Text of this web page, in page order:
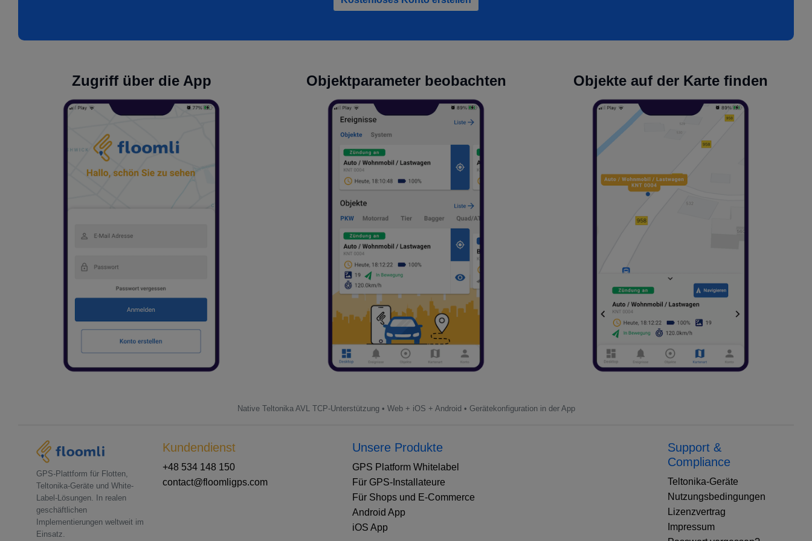
Zugriff über die App Objektparameter beobachten Objekte auf der Karte finden
Native Teltonika AVL TCP-Unterstützung • Web + iOS + Android • Gerätekonfiguration in der App
GPS-Plattform für Flotten,
Teltonika-Geräte und White-
Label-Lösungen. In realen
geschäftlichen
Implementierungen weltweit im
Einsatz.
Kundendienst
+48 534 148 150
contact@floomligps.com
Unsere Produkte
GPS Platform Whitelabel
Für GPS-Installateure
Für Shops und E-Commerce
Android App
iOS App
Support &
Compliance
Teltonika-Geräte
Nutzungsbedingungen
Lizenzvertrag
Impressum